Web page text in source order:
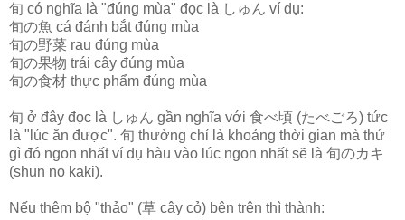
旬 có nghĩa là "đúng mùa" đọc là しゅん ví dụ:
旬の魚 cá đánh bắt đúng mùa
旬の野菜 rau đúng mùa
旬の果物 trái cây đúng mùa
旬の食材 thực phẩm đúng mùa
旬 ở đây đọc là しゅん gần nghĩa với 食べ頃 (たべごろ) tức
là "lúc ăn được". 旬 thường chỉ là khoảng thời gian mà thứ
gì đó ngon nhất ví dụ hàu vào lúc ngon nhất sẽ là 旬のカキ
(shun no kaki).
Nếu thêm bộ "thảo" (草 cây cỏ) bên trên thì thành: